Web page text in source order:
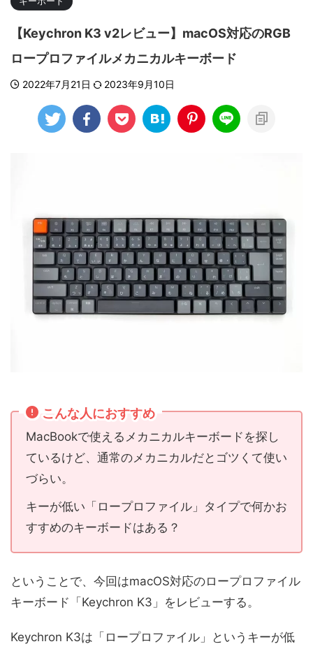
【Keychron K3 v2レビュー】macOS対応のRGB
ロープロファイルメカニカルキーボード
2022年7月21日 2023年9月10日
こんな人におすすめ
MacBookで使えるメカニカルキーボードを探し
ているけど、通常のメカニカルだとゴツくて使い
づらい。
キーが低い「ロープロファイル」タイプで何かお
すすめのキーボードはある？
ということで、今回はmacOS対応のロープロファイル
キーボード「Keychron K3」をレビューする。
Keychron K3は「ロープロファイル」というキーが低